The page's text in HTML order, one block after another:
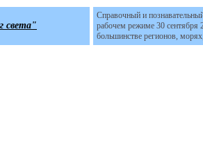
света"
Справочный и
рабочем режиме 30 сентября
большинстве регионов,